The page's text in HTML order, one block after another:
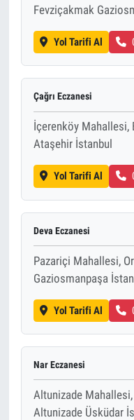
Fevziçakmak
Yol Tarifi Al
Çağrı Eczanesi
İçerenköy Mahallesi,
Ataşehir İstanbul
Yol Tarifi Al
Deva Eczanesi
Pazariçi Mahallesi,
Gaziosmanpaşa
Yol Tarifi Al
Nar Eczanesi
Altunizade Mahallesi,
Altunizade Üsküdar